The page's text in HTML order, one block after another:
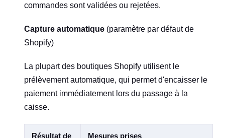
commandes sont validées ou rejetées.
Capture automatique (paramètre par défaut de
Shopify)
La plupart des boutiques Shopify utilisent le
prélèvement automatique, qui permet d'encaisser le
paiement immédiatement lors du passage à la
caisse.
Résultat de
Mesures prises